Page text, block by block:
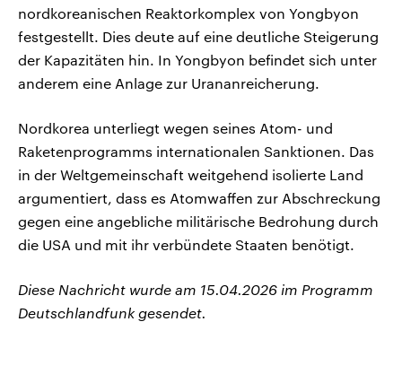
nordkoreanischen Reaktorkomplex von Yongbyon
festgestellt. Dies deute auf eine deutliche Steigerung
der Kapazitäten hin. In Yongbyon befindet sich unter
anderem eine Anlage zur Urananreicherung.
Nordkorea unterliegt wegen seines Atom- und
Raketenprogramms internationalen Sanktionen. Das
in der Weltgemeinschaft weitgehend isolierte Land
argumentiert, dass es Atomwaffen zur Abschreckung
gegen eine angebliche militärische Bedrohung durch
die USA und mit ihr verbündete Staaten benötigt.
Diese Nachricht wurde am 15.04.2026 im Programm
Deutschlandfunk gesendet.